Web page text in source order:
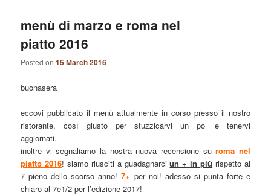
menù di marzo e roma nel
piatto 2016
Posted on15 March 2016
buonasera
eccovi pubblicato il menù attualmente in corso presso il nostro
ristorante, così giusto per stuzzicarvi un po’ e tenervi
aggiornati.
inoltre vi segnaliamo la nostra nuova recensione suroma nel
piatto 2016! siamo riusciti a guadagnarciun + in più rispetto al
7 pieno dello scorso anno!7+ per noi! adesso si punta forte e
chiaro al 7e1/2 per l’edizione 2017!